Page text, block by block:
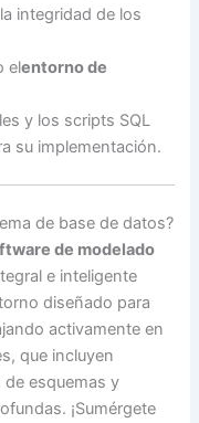
integridad de los
elentorno de
y los scripts SQL
su implementación.
de base de datos?
de modelado
e inteligente
diseñado para
activamente en
que incluyen
esquemas y
¡Sumérgete